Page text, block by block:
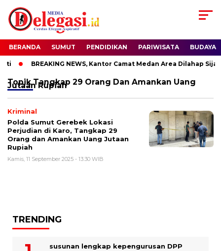
BERANDA SUMUT PENDIDIKAN PARIWISATA BUDAYA
BREAKING NEWS, Kantor Camat Medan Area Dilahap
TopikTangkap 29 Orang Dan Amankan Uang
Jutaan Rupiah
Kriminal
Polda Sumut Gerebek Lokasi
Perjudian di Karo, Tangkap 29
Orang dan Amankan Uang Jutaan
Rupiah
Kamis, 11 September 2025 - 13:30 WIB
TRENDING
susunan lengkap kepengurusan DPP